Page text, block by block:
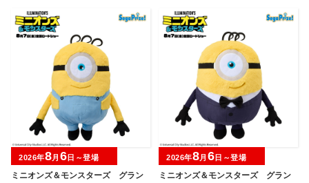
ミニオンズ＆モンスターズ グラン
2026年8月 6 日～登場
ミニオンズ＆モンスターズ グラン
2026年8月 6 日～登場